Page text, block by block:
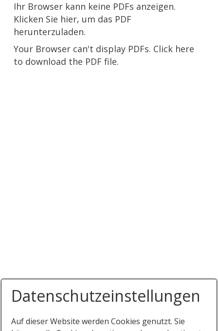
Ihr Browser kann keine PDFs anzeigen.
Klicken Sie hier, um das PDF
herunterzuladen.
Your Browser can't display PDFs. Click here
to download the PDF file.
Datenschutzeinstellungen
Auf dieser Website werden Cookies genutzt. Sie